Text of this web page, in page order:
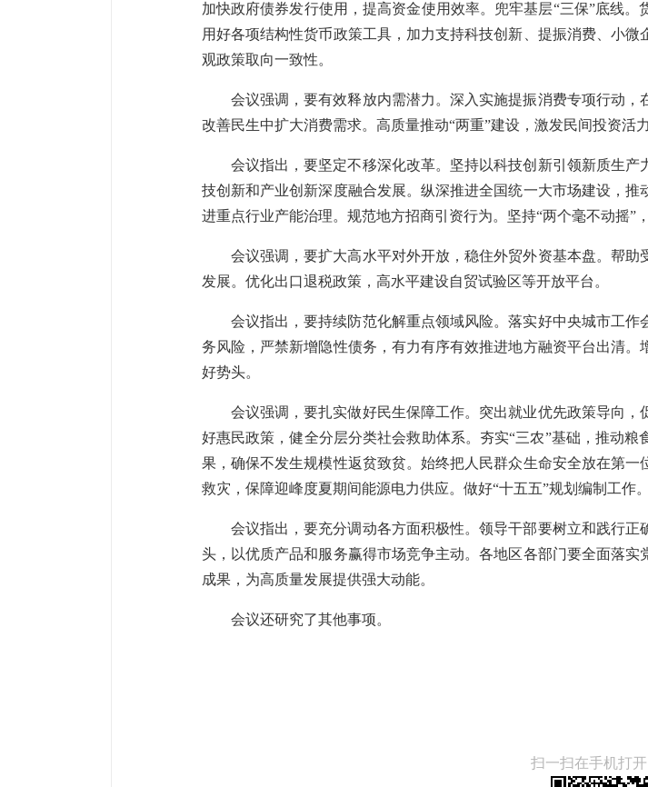
加快政府债券发行使用，提高资金使用效率。兜牢基层“三保”底线
用好各项结构性货币政策工具，加力支持科技创新、提振消费、小
观政策取向一致性。
会议强调，要有效释放内需潜力。深入实施提振消费专项行动
改善民生中扩大消费需求。高质量推动“两重”建设，激发民间投资活
会议指出，要坚定不移深化改革。坚持以科技创新引领新质生
技创新和产业创新深度融合发展。纵深推进全国统一大市场建设，
进重点行业产能治理。规范地方招商引资行为。坚持“两个毫不动摇”
会议强调，要扩大高水平对外开放，稳住外贸外资基本盘。帮
发展。优化出口退税政策，高水平建设自贸试验区等开放平台。
会议指出，要持续防范化解重点领域风险。落实好中央城市工
务风险，严禁新增隐性债务，有力有序有效推进地方融资平台出清
好势头。
会议强调，要扎实做好民生保障工作。突出就业优先政策导向
好惠民政策，健全分层分类社会救助体系。夯实“三农”基础，推动
果，确保不发生规模性返贫致贫。始终把人民群众生命安全放在第
救灾，保障迎峰度夏期间能源电力供应。做好“十五五”规划编制工作。
会议指出，要充分调动各方面积极性。领导干部要树立和践行
头，以优质产品和服务赢得市场竞争主动。各地区各部门要全面落
成果，为高质量发展提供强大动能。
会议还研究了其他事项。
扫一扫在手机打